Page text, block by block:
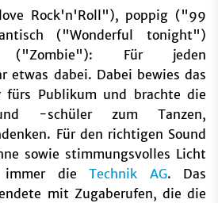
Rock'n'Roll"), poppig ("99
("Wonderful tonight")
Für jeden
etwas dabei. Dabei bewies das
fürs Publikum und brachte die
-schüler zum Tanzen,
Für den richtigen Sound
sowie stimmungsvolles Licht
immer dieTechnik AG. Das
mit Zugaberufen, die die